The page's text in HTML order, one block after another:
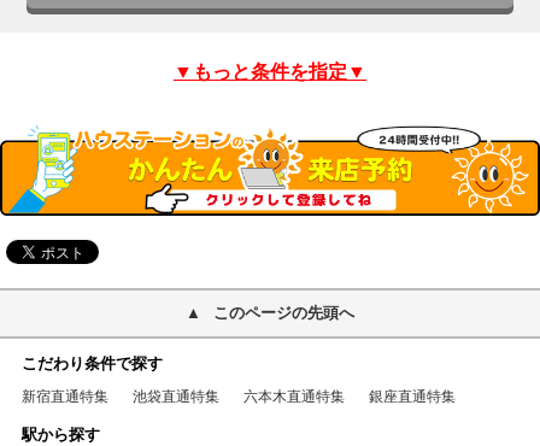
▼もっと条件を指定▼
このページの先頭へ
こだわり条件で探す
新宿直通特集 池袋直通特集 六本木直通特集 銀座直通特集
駅から探す